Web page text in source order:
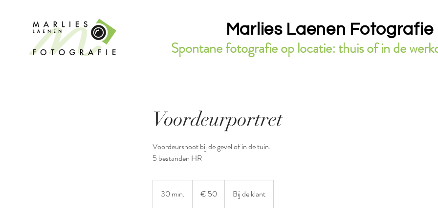
Marlies Laenen Fotografie
Spontane fotografie op locatie: thuis of in de
Voordeurportret
Voordeurshoot bij de gevel of in de tuin.
5 bestanden HR
30 min.
0
€ 50 Bij de klant